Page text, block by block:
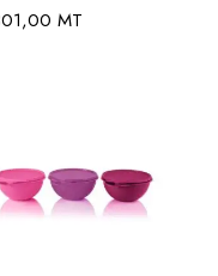
MT